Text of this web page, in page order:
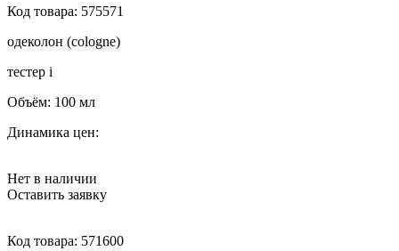
Код товара: 575571
одеколон (cologne)
тестер i
Объём: 100 мл
Динамика цен:
Нет в наличии
Оставить заявку
Код товара: 571600